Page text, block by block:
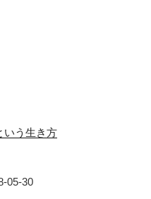
いう生き方
05-30